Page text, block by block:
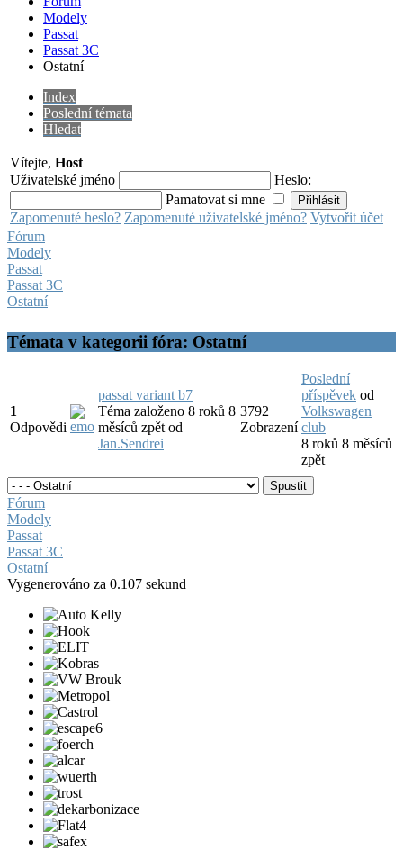
Modely
Passat
Passat 3C
Ostatní
Index
Poslední témata
Hledat
Vítejte, Host
Uživatelské jméno
Heslo:
Pamatovat si mne
Zapomenuté heslo? Zapomenuté uživatelské jméno? Vytvořit účet
Fórum
Modely
Passat
Passat 3C
Ostatní
Témata v kategorii fóra: Ostatní
1
Odpovědi
passat variant b7
Téma založeno 8 roků 8
měsíců zpětod
Jan.Sendrei
3792
Zobrazení
Poslední
příspěvek od
Volkswagen
club
8 roků 8 měsíců
zpět
Fórum
Modely
Passat
Passat 3C
Ostatní
Vygenerováno za 0.107 sekund